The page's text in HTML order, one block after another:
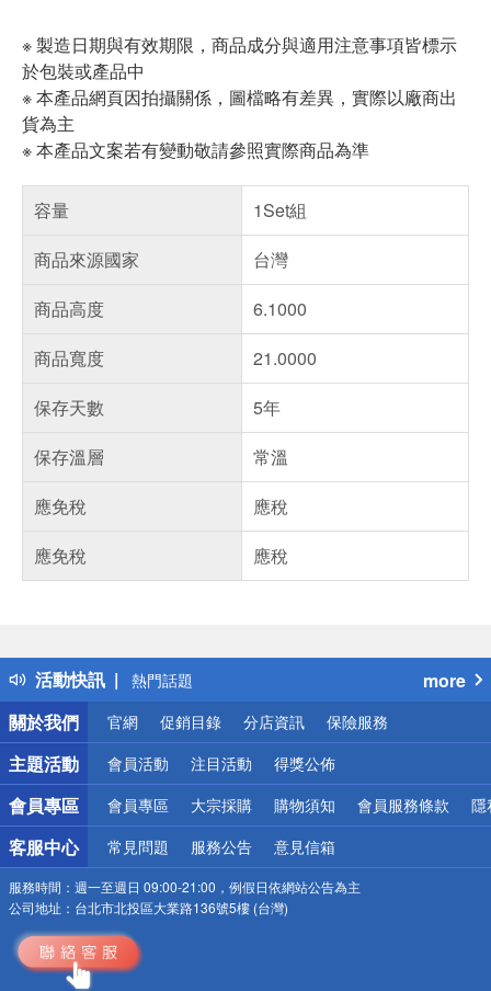
※ 製造日期與有效期限，商品成分與適用注意事項皆標示
於包裝或產品中
※ 本產品網頁因拍攝關係，圖檔略有差異，實際以廠商出
貨為主
※ 本產品文案若有變動敬請參照實際商品為準
容量
1Set組
商品來源國家
台灣
商品高度
6.1000
商品寬度
21.0000
保存天數
5年
保存溫層
常溫
應免稅
應稅
應免稅
應稅
活動快訊
得獎公告
熱門話題
銀行優惠
偏遠地區配送
詐騙網頁！請小心！
more
關於我們
官網 促銷目錄 分店資訊 保險服務
主題活動 會員活動 注目活動 得獎公佈
會員專區 會員專區 大宗採購 購物須知 會員服務條款 隱
客服中心 常見問題 服務公告 意見信箱
服務時間： 週一至週日 09:00-21:00，例假日依網站公告為主
公司地址： 台北市北投區大業路136號5樓 (台灣)